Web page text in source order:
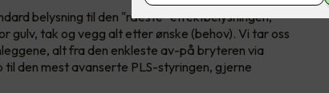
belysning til den "råeste" effektbelysningen,
gulv, tak og vegg alt etter ønske (behov). Vi tar oss
alt fra den enkleste av-på bryteren via
til den mest avanserte PLS-styringen, gjerne